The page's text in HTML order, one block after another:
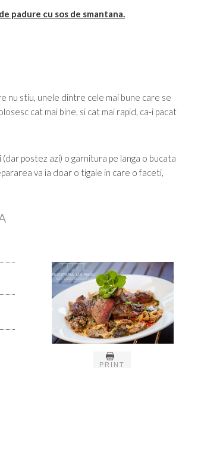
padure cu sos de smantana.
nu stiu, unele dintre cele mai bune care se
cat mai bine, si cat mai rapid, ca-i pacat
(dar postez azi) o garnitura pe langa o bucata
va ia doar o tigaie in care o faceti,
PRINT